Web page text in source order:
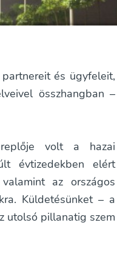
és ügyfeleit,
összhangban –
volt a hazai
évtizedekben elért
az országos
Küldetésünket – a
utolsó pillanatig szem